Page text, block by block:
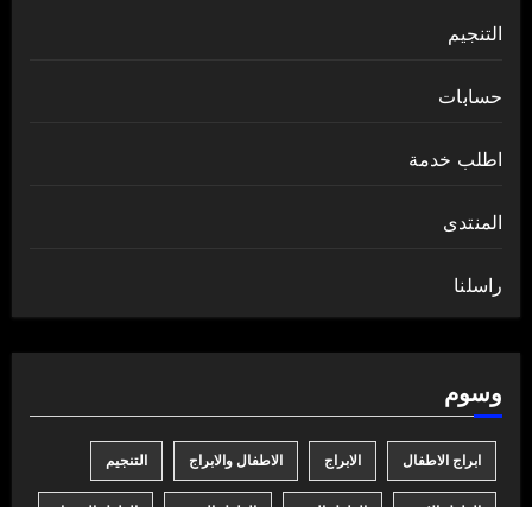
التنجيم
حسابات
اطلب خدمة
المنتدى
راسلنا
وسوم
ابراج الاطفال الابراج الاطفال والابراج التنجيم